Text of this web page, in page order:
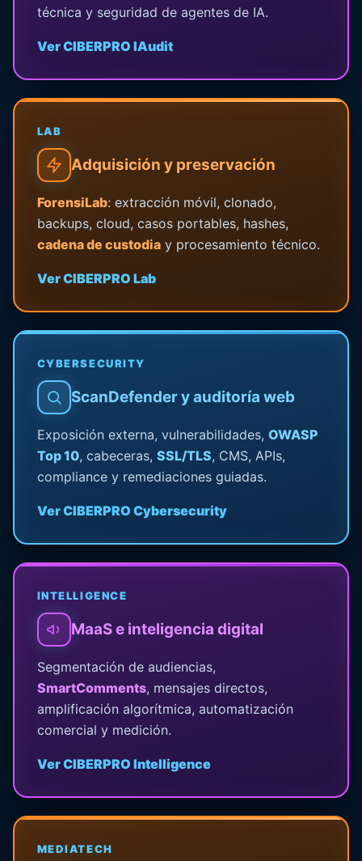
técnica y seguridad de agentes de IA.
Ver CIBERPRO IAudit
LAB
Adquisición y preservación
ForensiLab: extracción móvil, clonado,
backups, cloud, casos portables, hashes,
cadena de custodiay procesamiento técnico.
Ver CIBERPRO Lab
CYBERSECURITY
ScanDefender y auditoría web
Exposición externa, vulnerabilidades, OWASP
Top 10, cabeceras, SSL/TLS, CMS, APIs,
compliance y remediaciones guiadas.
Ver CIBERPRO Cybersecurity
INTELLIGENCE
MaaS e inteligencia digital
Segmentación de audiencias,
SmartComments, mensajes directos,
amplificación algorítmica, automatización
comercial y medición.
Ver CIBERPRO Intelligence
MEDIATECH